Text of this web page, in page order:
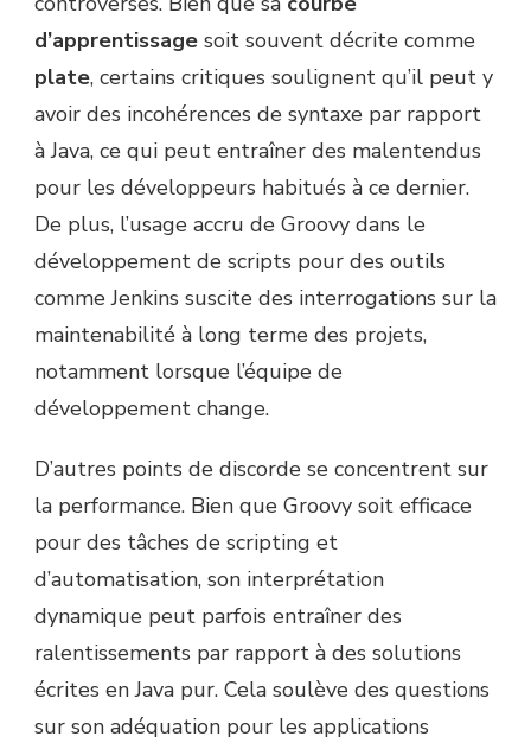
d’apprentissage soit souvent décrite comme
plate, certains critiques soulignent qu’il peut y
avoir des incohérences de syntaxe par rapport
à Java, ce qui peut entraîner des malentendus
pour les développeurs habitués à ce dernier.
De plus, l’usage accru de Groovy dans le
développement de scripts pour des outils
comme Jenkins suscite des interrogations sur la
maintenabilité à long terme des projets,
notamment lorsque l’équipe de
développement change.
D’autres points de discorde se concentrent sur
la performance. Bien que Groovy soit efficace
pour des tâches de scripting et
d’automatisation, son interprétation
dynamique peut parfois entraîner des
ralentissements par rapport à des solutions
écrites en Java pur. Cela soulève des questions
sur son adéquation pour les applications